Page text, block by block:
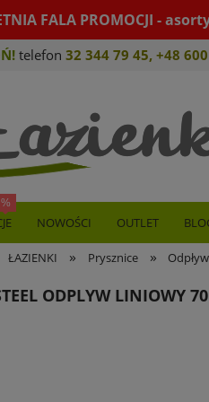
FALA PROMOCJI -
telefon 32 344 79 45, +48
NOWOŚCI OUTLET
ŁAZIENKI » Prysznice »
ODPLYW LINIOWY